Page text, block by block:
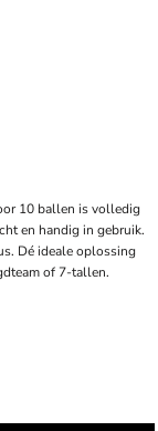
10 ballen is volledig
en handig in gebruik.
Dé ideale oplossing
of 7-tallen.